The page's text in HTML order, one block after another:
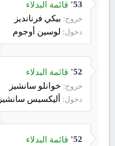
53' قائمة البدلاء
خروج: بيكي فرنانديز
دخول: لوسين أوجوم
52' قائمة البدلاء
خروج: خوانلو سانشيز
دخول: أليكسيس سانشيز
52' قائمة البدلاء